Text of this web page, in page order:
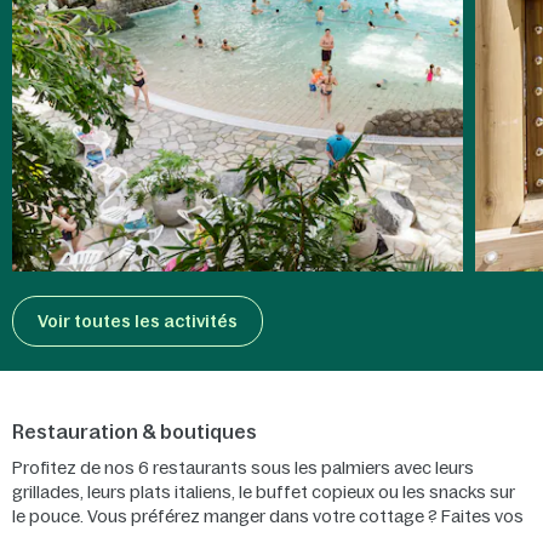
Voir toutes les activités
Restauration & boutiques
Profitez de nos 6 restaurants sous les palmiers avec leurs
grillades, leurs plats italiens, le buffet copieux ou les snacks sur
le pouce. Vous préférez manger dans votre cottage ? Faites vos